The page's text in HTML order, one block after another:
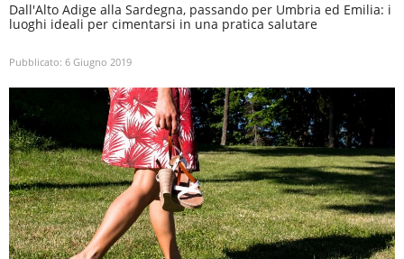
Dall'Alto Adige alla Sardegna, passando per Umbria ed Emilia: i
luoghi ideali per cimentarsi in una pratica salutare
Pubblicato: 6 Giugno 2019